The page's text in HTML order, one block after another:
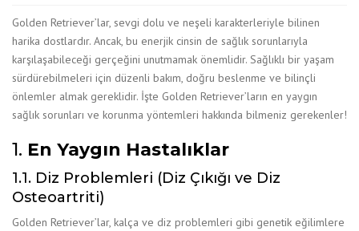
Golden Retriever’lar, sevgi dolu ve neşeli karakterleriyle bilinen
harika dostlardır. Ancak, bu enerjik cinsin de sağlık sorunlarıyla
karşılaşabileceği gerçeğini unutmamak önemlidir. Sağlıklı bir yaşam
sürdürebilmeleri için düzenli bakım, doğru beslenme ve bilinçli
önlemler almak gereklidir. İşte Golden Retriever’ların en yaygın
sağlık sorunları ve korunma yöntemleri hakkında bilmeniz gerekenler!
1. En Yaygın Hastalıklar
1.1. Diz Problemleri (Diz Çıkığı ve Diz
Osteoartriti)
Golden Retriever’lar, kalça ve diz problemleri gibi genetik eğilimlere